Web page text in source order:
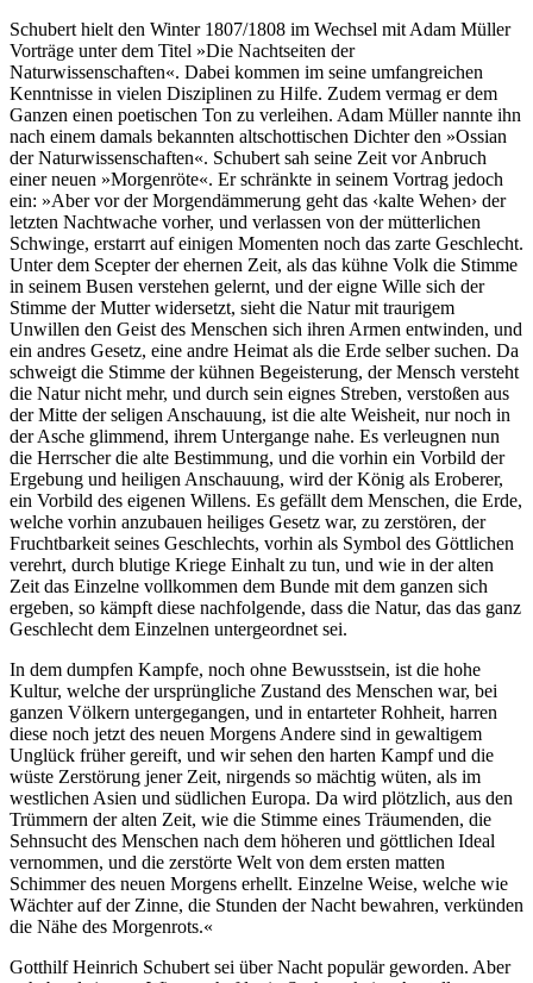
Schubert hielt den Winter 1807/1808 im Wechsel mit Adam Müller
Vorträge unter dem Titel »Die Nachtseiten der
Naturwissenschaften«. Dabei kommen im seine umfangreichen
Kenntnisse in vielen Disziplinen zu Hilfe. Zudem vermag er dem
Ganzen einen poetischen Ton zu verleihen. Adam Müller nannte ihn
nach einem damals bekannten altschottischen Dichter den »Ossian
der Naturwissenschaften«. Schubert sah seine Zeit vor Anbruch
einer neuen »Morgenröte«. Er schränkte in seinem Vortrag jedoch
ein: »Aber vor der Morgendämmerung geht das ‹kalte Wehen› der
letzten Nachtwache vorher, und verlassen von der mütterlichen
Schwinge, erstarrt auf einigen Momenten noch das zarte Geschlecht.
Unter dem Scepter der ehernen Zeit, als das kühne Volk die Stimme
in seinem Busen verstehen gelernt, und der eigne Wille sich der
Stimme der Mutter widersetzt, sieht die Natur mit traurigem
Unwillen den Geist des Menschen sich ihren Armen entwinden, und
ein andres Gesetz, eine andre Heimat als die Erde selber suchen. Da
schweigt die Stimme der kühnen Begeisterung, der Mensch versteht
die Natur nicht mehr, und durch sein eignes Streben, verstoßen aus
der Mitte der seligen Anschauung, ist die alte Weisheit, nur noch in
der Asche glimmend, ihrem Untergange nahe. Es verleugnen nun
die Herrscher die alte Bestimmung, und die vorhin ein Vorbild der
Ergebung und heiligen Anschauung, wird der König als Eroberer,
ein Vorbild des eigenen Willens. Es gefällt dem Menschen, die Erde,
welche vorhin anzubauen heiliges Gesetz war, zu zerstören, der
Fruchtbarkeit seines Geschlechts, vorhin als Symbol des Göttlichen
verehrt, durch blutige Kriege Einhalt zu tun, und wie in der alten
Zeit das Einzelne vollkommen dem Bunde mit dem ganzen sich
ergeben, so kämpft diese nachfolgende, dass die Natur, das das ganz
Geschlecht dem Einzelnen untergeordnet sei.
In dem dumpfen Kampfe, noch ohne Bewusstsein, ist die hohe
Kultur, welche der ursprüngliche Zustand des Menschen war, bei
ganzen Völkern untergegangen, und in entarteter Rohheit, harren
diese noch jetzt des neuen Morgens Andere sind in gewaltigem
Unglück früher gereift, und wir sehen den harten Kampf und die
wüste Zerstörung jener Zeit, nirgends so mächtig wüten, als im
westlichen Asien und südlichen Europa. Da wird plötzlich, aus den
Trümmern der alten Zeit, wie die Stimme eines Träumenden, die
Sehnsucht des Menschen nach dem höheren und göttlichen Ideal
vernommen, und die zerstörte Welt von dem ersten matten
Schimmer des neuen Morgens erhellt. Einzelne Weise, welche wie
Wächter auf der Zinne, die Stunden der Nacht bewahren, verkünden
die Nähe des Morgenrots.«
Gotthilf Heinrich Schubert sei über Nacht populär geworden. Aber